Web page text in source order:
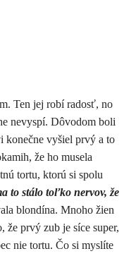
Ten jej robí radosť, no
nevyspí. Dôvodom boli
konečne vyšiel prvý a to
že ho musela
tortu, ktorú si spolu
to stálo toľko nervov, že
blondína. Mnoho žien
že prvý zub je síce super,
nie tortu. Čo si myslíte